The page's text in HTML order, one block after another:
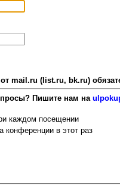
mail.ru (list.ru, bk.ru)
Пишите нам на
каждом посещении
конференции в этот раз